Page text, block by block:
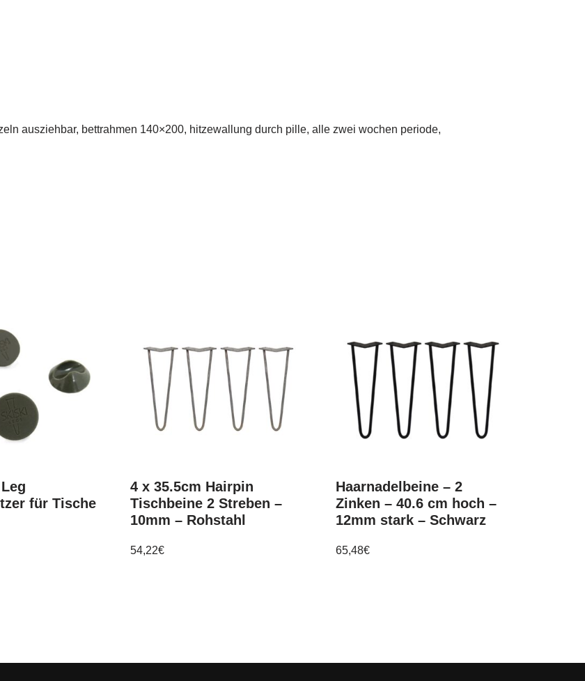
ausziehbar, bettrahmen 140×200, hitzewallung durch pille, alle zwei wochen periode,
für Tische
4 x 35.5cm Hairpin
Tischbeine 2 Streben –
10mm – Rohstahl
54,22€
Haarnadelbeine – 2
Zinken – 40.6 cm hoch –
12mm stark – Schwarz
65,48€